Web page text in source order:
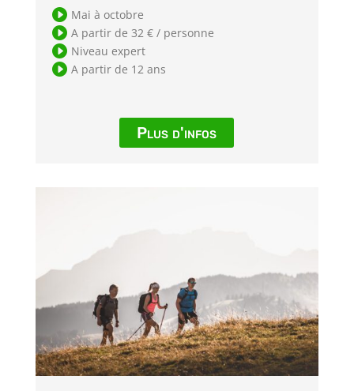
 Mai à octobre
 A partir de 32 € / personne
 Niveau expert
 A partir de 12 ans
Plus d'infos